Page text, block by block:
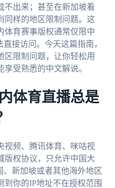
不出来；甚至在新加坡看
同样的地区限制问题。这
体育赛事版权通常仅限中
接访问。今天这篇指南，
区限制问题，让你轻松用
受熟悉的中文解说。
体育直播总是
视频、腾讯体育、咪咕视
版权协议，只允许中国大
、新加坡或者其他海外地区
你的IP地址不在授权范围